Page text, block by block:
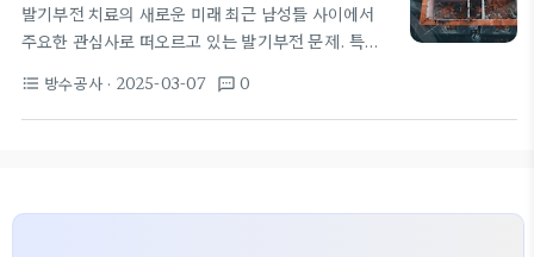
하는 기초 방수, 옥상 방수, 벽체 방수 등이 있습니다.
이 중에서 가장 일반적으로 시행되는 것은 아마도 옥
상 방수일 것입니다. 일반적인 사용 방법은 방수제나
발기부전 치료의 새로운 미래 최근 남성들 사이에서
주요한 관심사로 떠오르고 있는 발기부전 문제. 특히,
한 수정과 치료 방법도 다양해지고 있는데요, 이 중 발
기부전치료제는 특정한 효과를 가진 치료법으로 주목
format_list_bulleted 방수공사 · 2025-03-07 textsms 0